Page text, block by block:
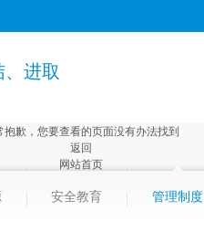
进取
抱歉，您要查看的页面没有办法找到
返回
网站首页
安全教育 管理制度